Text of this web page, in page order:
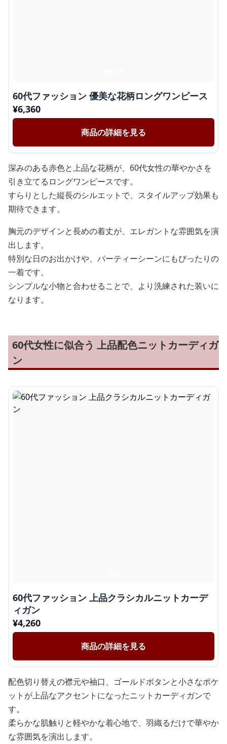
60代ファッション 優美な花柄ロングワンピース
¥6,360
商品の詳細を見る
深みのある赤色と上品な花柄が、60代女性の華やかさを
引き立てるロングワンピースです。
すらりとした縦長のシルエットで、スタイルアップ効果も
期待できます。
胸元のデザインと長めの着丈が、エレガントな雰囲気を演
出します。
特別な日のお出かけや、パーティーシーンにもぴったりの
一着です。
シンプルな小物と合わせることで、より洗練された装いに
なります。
60代女性に似合う 上品配色ニットカーディガ
ン
60代ファッション 上品クラシカルニットカーデ
ィガン
¥4,260
商品の詳細を見る
配色切り替えの襟元や袖口、ゴールドボタンと小さなポケ
ットが上品なアクセントになったニットカーディガンで
す。
柔らかな肌触りと軽やかな着心地で、羽織るだけで華やか
な雰囲気を演出します。